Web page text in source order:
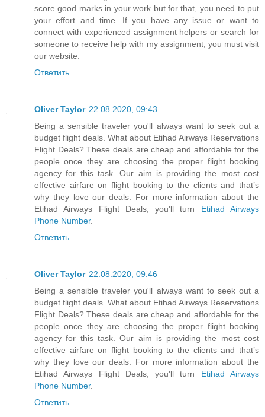
score good marks in your work but for that, you need to put
your effort and time. If you have any issue or want to
connect with experienced assignment helpers or search for
someone to receive help with my assignment, you must visit
our website.
Ответить
Oliver Taylor 22.08.2020, 09:43
Being a sensible traveler you'll always want to seek out a
budget flight deals. What about Etihad Airways Reservations
Flight Deals? These deals are cheap and affordable for the
people once they are choosing the proper flight booking
agency for this task. Our aim is providing the most cost
effective airfare on flight booking to the clients and that’s
why they love our deals. For more information about the
Etihad Airways Flight Deals, you'll turn Etihad Airways
Phone Number.
Ответить
Oliver Taylor 22.08.2020, 09:46
Being a sensible traveler you'll always want to seek out a
budget flight deals. What about Etihad Airways Reservations
Flight Deals? These deals are cheap and affordable for the
people once they are choosing the proper flight booking
agency for this task. Our aim is providing the most cost
effective airfare on flight booking to the clients and that’s
why they love our deals. For more information about the
Etihad Airways Flight Deals, you'll turn Etihad Airways
Phone Number.
Ответить